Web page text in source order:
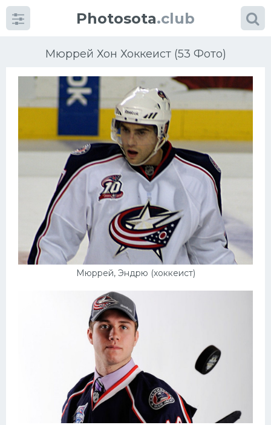
Photosota.club
Мюррей Хон Хоккеист (53 Фото)
Мюррей, Эндрю (хоккеист)
Категории Фото
Еще картинки...
Футбол
Баскетбол
Хоккей
Конькобежный спорт
Интерьер квартиры